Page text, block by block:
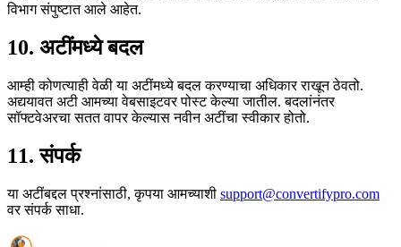
विभाग संपुष्टात आले आहेत.
10. अटींमध्ये बदल
आम्ही कोणत्याही वेळी या अटींमध्ये बदल करण्याचा अधिकार राखून ठेवतो.
अद्ययावत अटी आमच्या वेबसाइटवर पोस्ट केल्या जातील. बदलांनंतर
सॉफ्टवेअरचा सतत वापर केल्यास नवीन अटींचा स्वीकार होतो.
11. संपर्क
या अटींबद्दल प्रश्नांसाठी, कृपया आमच्याशी support@convertifypro.com
वर संपर्क साधा.